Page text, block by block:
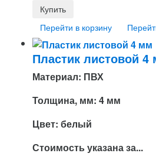
Перейти в корзину
Пластик листовой 4
Материал: ПВХ
Толщина, мм: 4 мм
Цвет: белый
Стоимость указана за...